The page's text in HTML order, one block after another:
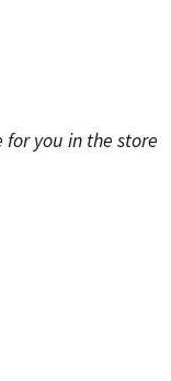
for you in the store